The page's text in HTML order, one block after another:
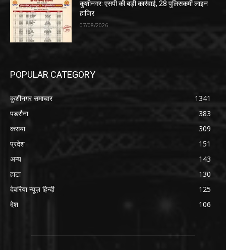
कुशीनगर: एसपी की बड़ी कार्रवाई, 28 पुलिसकर्मी लाइन
हाजिर
07/08/2026
POPULAR CATEGORY
कुशीनगर समाचार
1341
पडरौना
383
कसया
309
प्रदेश
151
अन्य
143
हाटा
130
देवरिया न्यूज़ हिन्दी
125
देश
106